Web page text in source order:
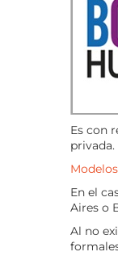
Es con
privada.
En el
Aires o
Al no